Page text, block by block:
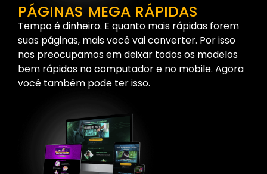
PÁGINAS MEGA RÁPIDAS
Tempo é dinheiro. E quanto mais rápidas forem
suas páginas, mais você vai converter. Por isso
nos preocupamos em deixar todos os modelos
bem rápidos no computador e no mobile. Agora
você também pode ter isso.